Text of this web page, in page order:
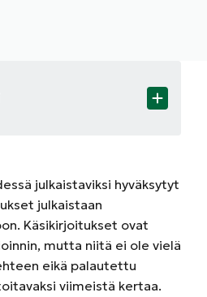
julkaistaviksi hyväksytyt
julkaistaan
Käsikirjoitukset ovat
mutta niitä ei ole vielä
eikä palautettu
viimeistä kertaa.